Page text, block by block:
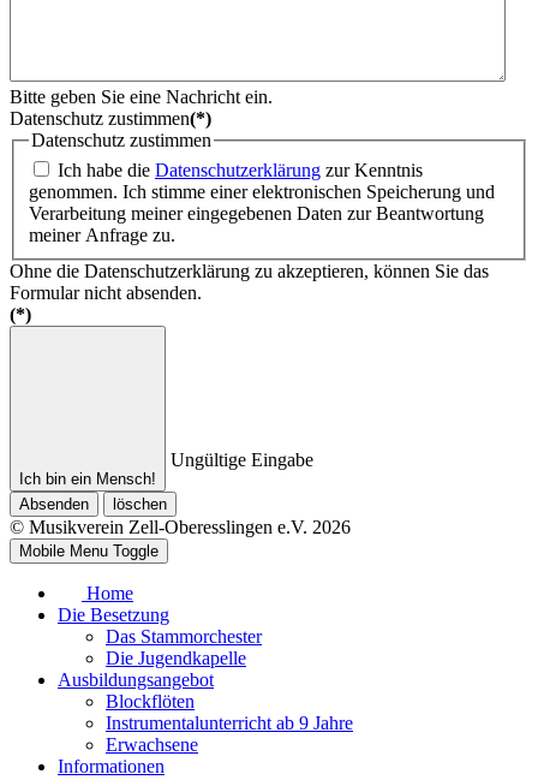
Bitte geben Sie eine Nachricht ein.
Datenschutz zustimmen(*)
Datenschutz zustimmen
Ich habe die Datenschutzerklärung zur Kenntnis
genommen. Ich stimme einer elektronischen Speicherung und
Verarbeitung meiner eingegebenen Daten zur Beantwortung
meiner Anfrage zu.
Ohne die Datenschutzerklärung zu akzeptieren, können Sie das
Formular nicht absenden.
(*)
Ich bin ein Mensch!
Ungültige Eingabe
Absenden löschen
© Musikverein Zell-Oberesslingen e.V. 2026
Mobile Menu Toggle
Home
Die Besetzung
Das Stammorchester
Die Jugendkapelle
Ausbildungsangebot
Blockflöten
Instrumentalunterricht ab 9 Jahre
Erwachsene
Informationen